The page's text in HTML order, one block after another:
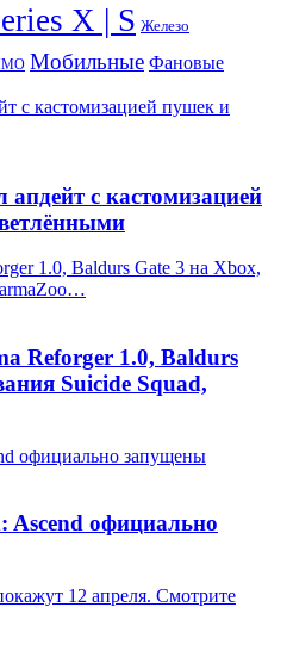
X | S Железо
Мобильные Фановые
с кастомизацией пушек и
с кастомизацией
1.0, Baldurs Gate 3 на Xbox,
Reforger 1.0, Baldurs
Suicide Squad,
официально запущены
Ascend официально
12 апреля. Смотрите